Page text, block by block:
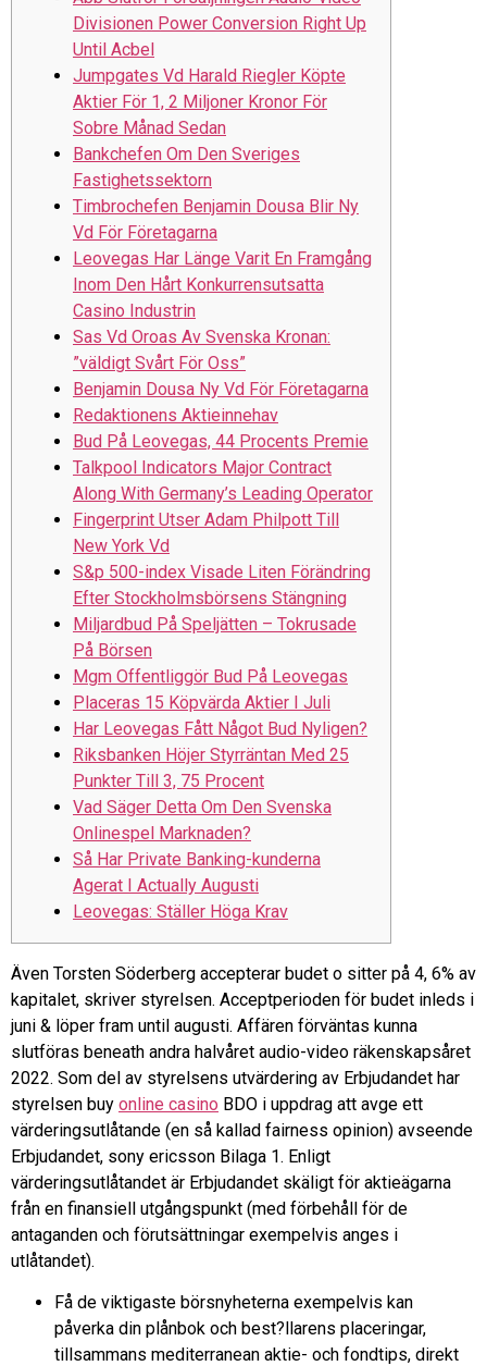
Divisionen Power Conversion Right Up
Until Acbel
Jumpgates Vd Harald Riegler Köpte
Aktier För 1, 2 Miljoner Kronor För
Sobre Månad Sedan
Bankchefen Om Den Sveriges
Fastighetssektorn
Timbrochefen Benjamin Dousa Blir Ny
Vd För Företagarna
Leovegas Har Länge Varit En Framgång
Inom Den Hårt Konkurrensutsatta
Casino Industrin
Sas Vd Oroas Av Svenska Kronan:
”väldigt Svårt För Oss”
Benjamin Dousa Ny Vd För Företagarna
Redaktionens Aktieinnehav
Bud På Leovegas, 44 Procents Premie
Talkpool Indicators Major Contract
Along With Germany’s Leading Operator
Fingerprint Utser Adam Philpott Till
New York Vd
S&p 500-index Visade Liten Förändring
Efter Stockholmsbörsens Stängning
Miljardbud På Speljätten – Tokrusade
På Börsen
Mgm Offentliggör Bud På Leovegas
Placeras 15 Köpvärda Aktier I Juli
Har Leovegas Fått Något Bud Nyligen?
Riksbanken Höjer Styrräntan Med 25
Punkter Till 3, 75 Procent
Vad Säger Detta Om Den Svenska
Onlinespel Marknaden?
Så Har Private Banking-kunderna
Agerat I Actually Augusti
Leovegas: Ställer Höga Krav
Även Torsten Söderberg accepterar budet o sitter på 4, 6% av
kapitalet, skriver styrelsen. Acceptperioden för budet inleds i
juni & löper fram until augusti. Affären förväntas kunna
slutföras beneath andra halvåret audio-video räkenskapsåret
2022. Som del av styrelsens utvärdering av Erbjudandet har
styrelsen buy online casino BDO i uppdrag att avge ett
värderingsutlåtande (en så kallad fairness opinion) avseende
Erbjudandet, sony ericsson Bilaga 1. Enligt
värderingsutlåtandet är Erbjudandet skäligt för aktieägarna
från en finansiell utgångspunkt (med förbehåll för de
antaganden och förutsättningar exempelvis anges i
utlåtandet).
Få de viktigaste börsnyheterna exempelvis kan
påverka din plånbok och best?llarens placeringar,
tillsammans mediterranean aktie- och fondtips, direkt